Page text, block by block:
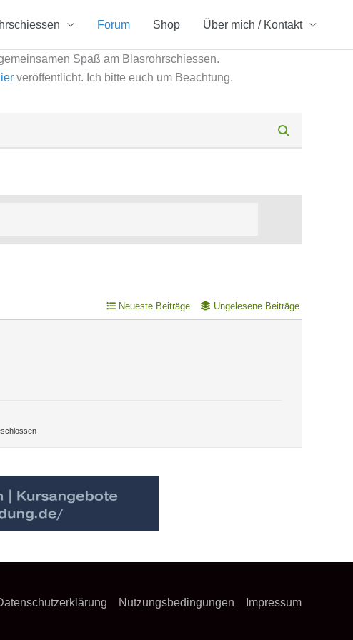
Forum Shop Über mich / Kontakt
Spaß am Blasrohrschiessen.
veröffentlicht. Ich bitte euch um Beachtung.
Neueste Beiträge Ungelesene Beiträge
Nutzungsbedingungen Impressum